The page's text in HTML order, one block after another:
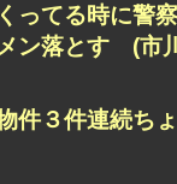
ってる時に警
ン落とす (市
件３件連続ち